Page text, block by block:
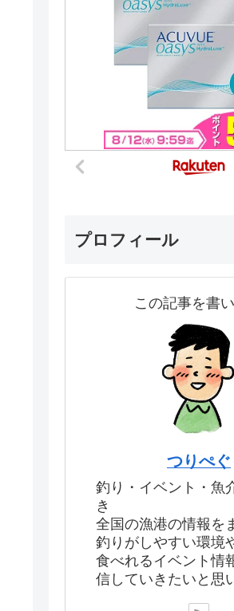
プロフィール
この記事を書
つりぺぐ
釣り・イベント・魚
き
全国の漁港の情報を
釣りがしやすい環境
食べれるイベント情
信していきたいと思